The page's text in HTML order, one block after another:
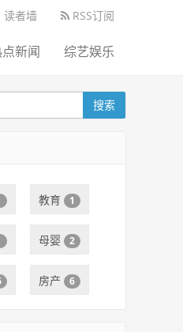
读者墙 RSS订阅
新闻 综艺娱乐
搜索
教育 1
母婴 2
房产 6